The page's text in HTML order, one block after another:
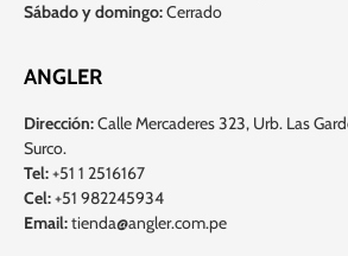
Sábado y domingo:Cerrado
ANGLER
Dirección:Calle Mercaderes 323, Urb. Las
Surco.
Tel:+51 1 2516167
Cel:+51 982245934
Email:tienda@angler.com.pe